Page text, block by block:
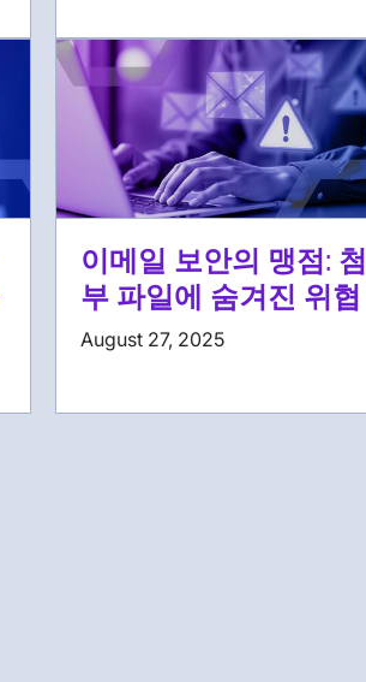
이메일 보안의 맹점: 첨
부 파일에 숨겨진 위협
August 27, 2025